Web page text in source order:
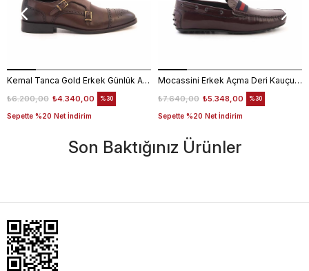
Kemal Tanca Gold Erkek Günlük Ayakkabı 6612-152
₺4.340,00
₺6.200,00
Sepette %20 Net İndirim
%30
Mocassini Erkek Açma Deri Kauçuk Taban Bordo Günlük Ayakkabı
₺5.348,00
₺7.640,00
Sepette %20 Net İndirim
%30
Son Baktığınız Ürünler